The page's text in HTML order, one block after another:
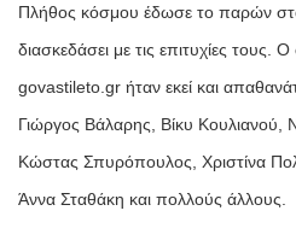
Πλήθος κόσμου έδωσε το παρών στο
διασκεδάσει με τις επιτυχίες
govastileto.gr ήταν εκεί και
Γιώργος Βάλαρης, Βίκυ Κουλιανού,
Κώστας Σπυρόπουλος, Χριστίνα
Άννα Σταθάκη και πολλούς άλλους.